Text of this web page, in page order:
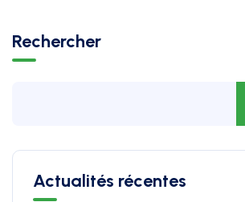
Rechercher
Actualités récentes